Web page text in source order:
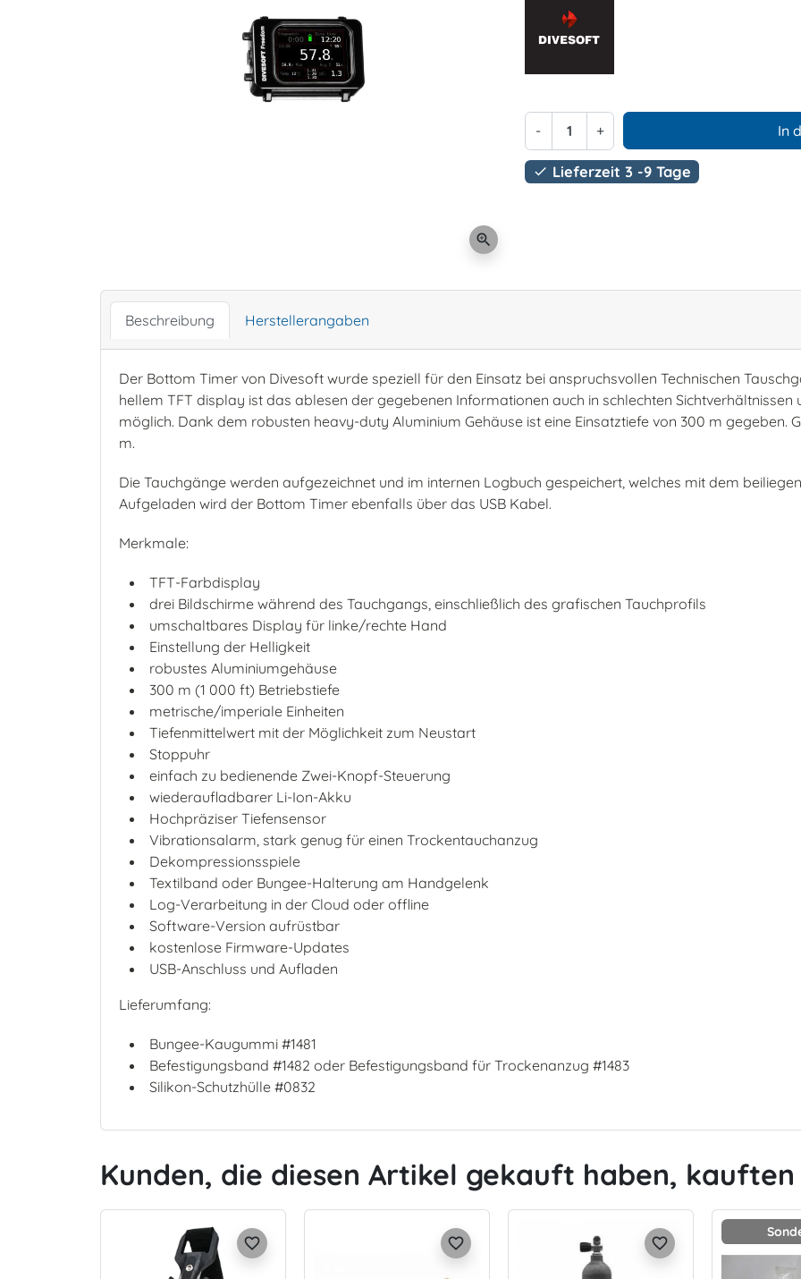
zoom_in
- + In
 Lieferzeit 3 -9 Tage
Beschreibung Herstellerangaben
Der Bottom Timer von Divesoft wurde speziell für den Einsatz bei anspruchsvollen Technischen
hellem TFT display ist das ablesen der gegebenen Informationen auch in schlechten
möglich. Dank dem robusten heavy-duty Aluminium Gehäuse ist eine Einsatztiefe von 300 m gegeben.
m.
Die Tauchgänge werden aufgezeichnet und im internen Logbuch gespeichert, welches mit dem
Aufgeladen wird der Bottom Timer ebenfalls über das USB Kabel.
Merkmale:
TFT-Farbdisplay
drei Bildschirme während des Tauchgangs, einschließlich des grafischen Tauchprofils
umschaltbares Display für linke/rechte Hand
Einstellung der Helligkeit
robustes Aluminiumgehäuse
300 m (1 000 ft) Betriebstiefe
metrische/imperiale Einheiten
Tiefenmittelwert mit der Möglichkeit zum Neustart
Stoppuhr
einfach zu bedienende Zwei-Knopf-Steuerung
wiederaufladbarer Li-Ion-Akku
Hochpräziser Tiefensensor
Vibrationsalarm, stark genug für einen Trockentauchanzug
Dekompressionsspiele
Textilband oder Bungee-Halterung am Handgelenk
Log-Verarbeitung in der Cloud oder offline
Software-Version aufrüstbar
kostenlose Firmware-Updates
USB-Anschluss und Aufladen
Lieferumfang:
Bungee-Kaugummi #1481
Befestigungsband #1482 oder Befestigungsband für Trockenanzug #1483
Silikon-Schutzhülle #0832
Kunden, die diesen Artikel gekauft haben, kauften
favorite_border favorite_border favorite_border